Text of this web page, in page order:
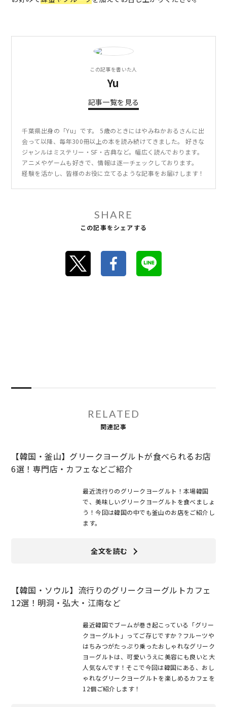
この記事を書いた人
Yu
記事一覧を見る
千葉県出身の「Yu」です。 5歳のときにはやみねかおるさんに出
会って以降、毎年300冊以上の本を読み続けてきました。 好きな
ジャンルはミステリー・SF・古典など。幅広く読んでおります。
アニメやゲームも好きで、情報は逐一チェックしております。
経験を活かし、皆様のお役に立てるような記事をお届けします！
SHARE
この記事をシェアする
RELATED
関連記事
【韓国・釜山】グリークヨーグルトが食べられるお店
6選！専門店・カフェなどご紹介
最近流行りのグリークヨーグルト！本場韓国
で、美味しいグリークヨーグルトを食べましょ
う！今回は韓国の中でも釜山のお店をご紹介し
ます。
全文を読む
【韓国・ソウル】流行りのグリークヨーグルトカフェ
12選！明洞・弘大・江南など
最近韓国でブームが巻き起こっている「グリー
クヨーグルト」ってご存じですか？フルーツや
はちみつがたっぷり乗ったおしゃれなグリーク
ヨーグルトは、可愛いうえに美容にも良いと大
人気なんです！そこで今回は韓国にある、おし
ゃれなグリークヨーグルトを楽しめるカフェを
12個ご紹介します！